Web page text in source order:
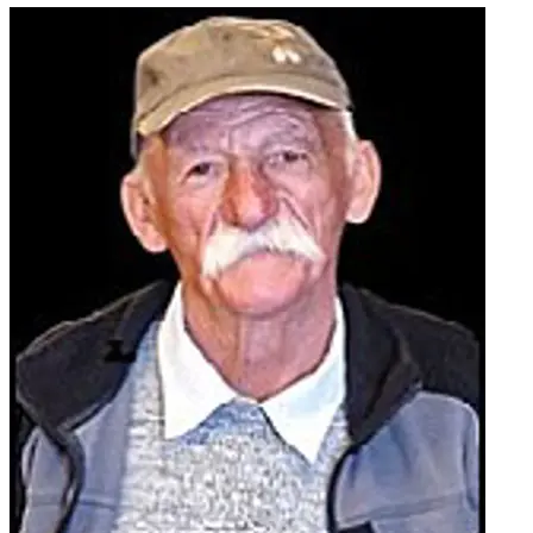
IVANKE; obitelj pok. zaove MIRE; obitelj pok. VIDAKA
ČULJKA; obitelji: RAKIĆ, ČULJAK, KOPILAŠ, MARIĆ, ĆAVAR,
ŠANTIĆ, BOŠNJAK, ZELENIKA, TOMIĆ i RAIČ te ostala
mnogobrojna rodbina i prijatelji.